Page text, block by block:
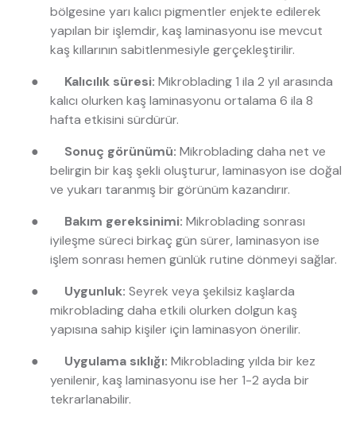
bölgesine yarı kalıcı pigmentler enjekte edilerek
yapılan bir işlemdir, kaş laminasyonu ise mevcut
kaş kıllarının sabitlenmesiyle gerçekleştirilir.
●
Kalıcılık süresi: Mikroblading 1 ila 2 yıl arasında
kalıcı olurken kaş laminasyonu ortalama 6 ila 8
hafta etkisini sürdürür.
●
Sonuç görünümü: Mikroblading daha net ve
belirgin bir kaş şekli oluşturur, laminasyon ise doğal
ve yukarı taranmış bir görünüm kazandırır.
●
Bakım gereksinimi: Mikroblading sonrası
iyileşme süreci birkaç gün sürer, laminasyon ise
işlem sonrası hemen günlük rutine dönmeyi sağlar.
●
Uygunluk: Seyrek veya şekilsiz kaşlarda
mikroblading daha etkili olurken dolgun kaş
yapısına sahip kişiler için laminasyon önerilir.
●
Uygulama sıklığı: Mikroblading yılda bir kez
yenilenir, kaş laminasyonu ise her 1-2 ayda bir
tekrarlanabilir.